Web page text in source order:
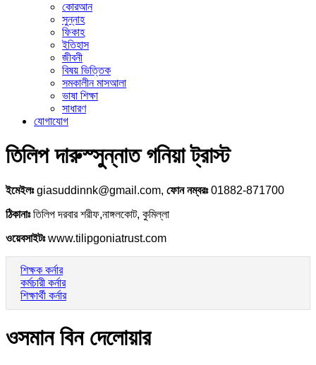
কোরআন
সুন্নাহ
ফিকাহ
ইতিহাস
জীবনী
বিষয় ভিত্তিক
সমকালীন মাসআলা
ভাষা শিক্ষা
সাধারণ
যোগাযোগ
তিলিপ দারুস্সুন্নাত গনিয়া ট্রাস্ট
ইমেইলঃgiasuddinnk@gmail.com, ফোন নম্বরঃ01882-871700
ঠিকানাঃতিলিপ দরবার শরীফ,নাঙ্গলকোট, কুমিল্লা
ওয়েবসাইটঃwww.tilipgoniatrust.com
শিক্ষক কর্নার
কর্মচারী কর্নার
শিক্ষার্থী কর্নার
ওসমান বিন দেলোয়ার